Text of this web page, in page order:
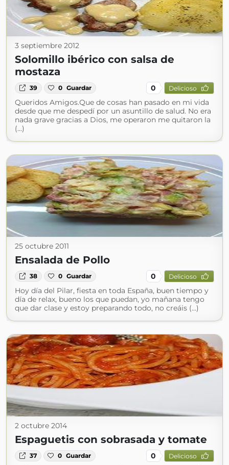
3 septiembre 2012
Solomillo ibérico con salsa de
mostaza
39 0 Guardar 0 Delicioso
Queridos Amigos.Que de cosas han pasado en mi vida
desde que me despedí por un asuntillo de salud. No era
nada grave gracias a Dios, me operaron me quitaron la
(...)
25 octubre 2011
Ensalada de Pollo
38 0 Guardar 0 Delicioso
Hoy día del Pilar, fiesta en toda España, buen tiempo y
día de relax, bueno los que puedan, yo mañana tengo
que dar clase y estoy preparando todo, no creáis (...)
2 octubre 2014
Espaguetis con sobrasada y tomate
37 0 Guardar 0 Delicioso